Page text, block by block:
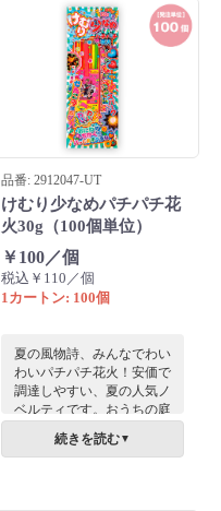
品番: 2912047-UT
けむり少なめパチパチ花
火30g（100個単位）
￥100／個
税込￥110／個
1カートン: 100個
夏の風物詩、みんなでわい
わいパチパチ花火！安価で
調達しやすい、夏の人気ノ
ベルティです。おうちの庭
ませんか？お子様に大人気
続きを読む▼